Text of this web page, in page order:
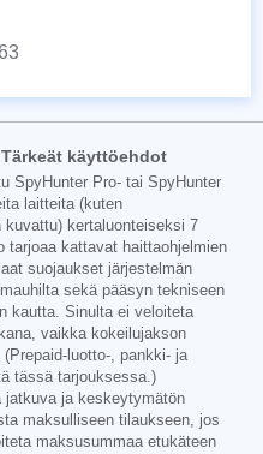
käyttöehdot
SpyHunter Pro- tai SpyHunter
laitteita (kuten
kuvattu) kertaluonteiseksi 7
tarjoaa kattavat haittaohjelmien
suojaukset järjestelmän
sekä pääsyn tekniseen
kautta. Sinulta ei veloiteta
vaikka kokeilujakson
luotto-, pankki- ja
tässä tarjouksessa.)
jatkuva ja keskeytymätön
maksulliseen tilaukseen, jos
maksusummaa etukäteen